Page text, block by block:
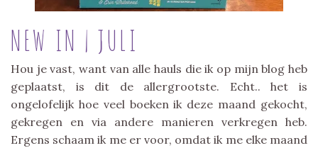
NEW IN | JULI
Hou je vast, want van alle hauls die ik op mijn blog heb
geplaatst, is dit de allergrootste. Echt.. het is
ongelofelijk hoe veel boeken ik deze maand gekocht,
gekregen en via andere manieren verkregen heb.
Ergens schaam ik me er voor, omdat ik me elke maand